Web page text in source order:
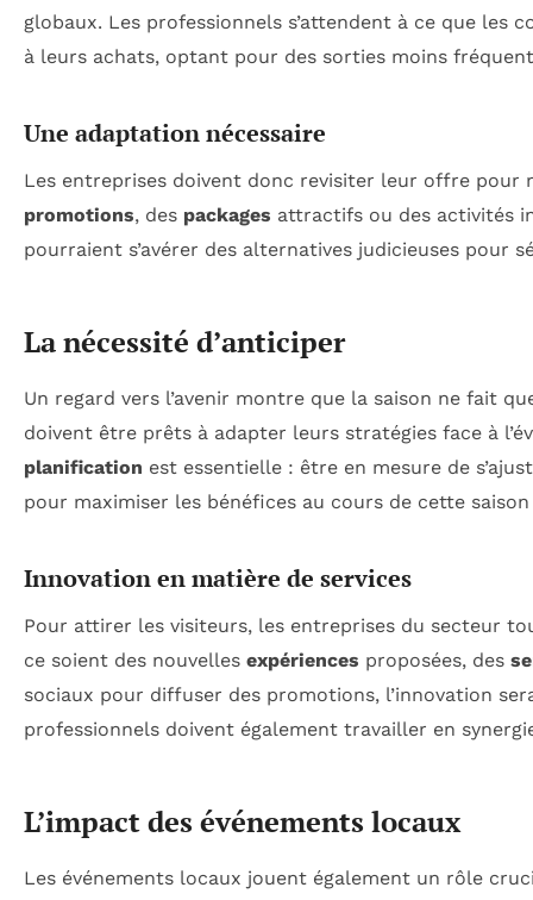
globaux. Les professionnels s’attendent à ce que les
à leurs achats, optant pour des sorties moins
Une adaptation nécessaire
Les entreprises doivent donc revisiter leur offre pour
promotions, des packages attractifs ou des activités
pourraient s’avérer des alternatives judicieuses pour
La nécessité d’anticiper
Un regard vers l’avenir montre que la saison ne fait
doivent être prêts à adapter leurs stratégies face à
planification est essentielle : être en mesure de
pour maximiser les bénéfices au cours de cette
Innovation en matière de services
Pour attirer les visiteurs, les entreprises du secteur
ce soient des nouvelles expériences proposées, des
sociaux pour diffuser des promotions, l’innovation
professionnels doivent également travailler en
L’impact des événements locaux
Les événements locaux jouent également un rôle